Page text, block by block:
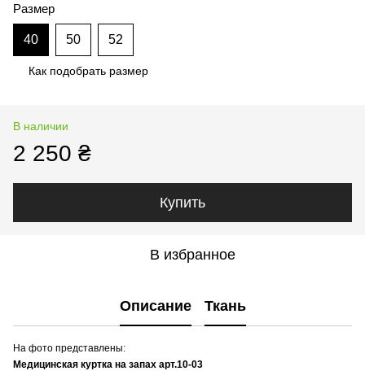
Размер
40 50 52
Как подобрать размер
В наличии
2 250 ₴
Купить
В избранное
Описание Ткань
На фото представлены:
Медицинская куртка на запах арт.10-03